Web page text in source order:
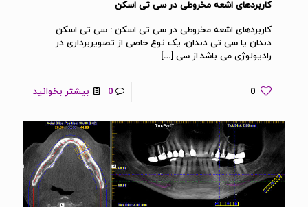
کاربردهای اشعه مخروطی در سی تی اسکن
کاربردهای اشعه مخروطی در سی تی اسکن : سی تی اسکن
دندان یا سی تی دندان، یک نوع خاصی از تصویربرداری در
رادیولوژی می باشد.از سی […]
0
0 بیشتر بخوانید